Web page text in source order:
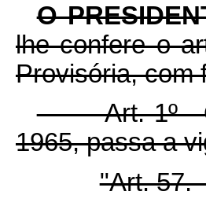
O
lhe confere o
Provisória, com
Art. 1º O
1965, passa a
"Art. 57.